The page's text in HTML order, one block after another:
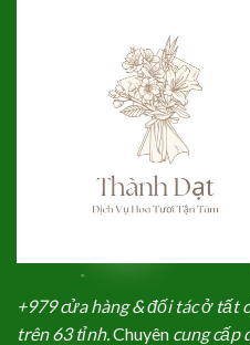
+979 cửa hàng & đối tác ở tất
trên 63 tỉnh. Chuyên cung cấp